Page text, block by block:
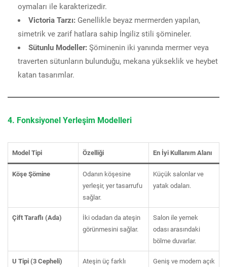
oymaları ile karakterizedir.
Victoria Tarzı: Genellikle beyaz mermerden yapılan,
simetrik ve zarif hatlara sahip İngiliz stili şömineler.
Sütunlu Modeller: Şöminenin iki yanında mermer veya
traverten sütunların bulunduğu, mekana yükseklik ve heybet
katan tasarımlar.
4. Fonksiyonel Yerleşim Modelleri
Model Tipi Özelliği En İyi Kullanım Alanı
Köşe Şömine
Odanın köşesine
yerleşir, yer tasarrufu
sağlar.
Küçük salonlar ve
yatak odaları.
Çift Taraflı (Ada)
İki odadan da ateşin
görünmesini sağlar.
Salon ile yemek
odası arasındaki
bölme duvarlar.
U Tipi (3 Cepheli)
Ateşin üç farklı
Geniş ve modern açık